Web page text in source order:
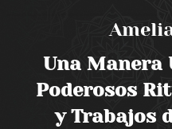
Una Manera
Poderosos
y Trabajos